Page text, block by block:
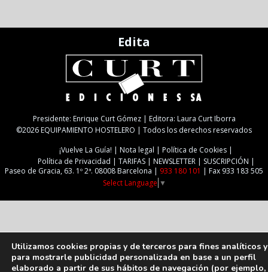
Edita
Presidente: Enrique Curt Gómez | Editora: Laura Curt Iborra
©2026 EQUIPAMIENTO HOSTELERO | Todos los derechos reservados
¡Vuelve La Guía!
Nota legal
Política de Cookies
Política de Privacidad
TARIFAS NEWSLETTER
SUSCRIPCIÓN
Paseo de Gracia, 63. 1º 2ª. 08008 Barcelona | 933 180 101 | Fax 933 183 505
Select Language ▼
Utilizamos cookies propias y de terceros para fines analíticos y
para mostrarle publicidad personalizada en base a un perfil
elaborado a partir de sus hábitos de navegación (por ejemplo,